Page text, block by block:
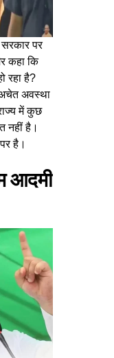
सरकार पर
कहा कि
रहा है?
अचेत अवस्था
में कुछ
नहीं है।
है।
आदमी